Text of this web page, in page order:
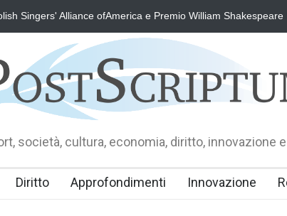
Singers' Alliance ofAmerica e Premio William Shakespeare
società, cultura, economia, diritto, innovazione
Diritto Approfondimenti Innovazione